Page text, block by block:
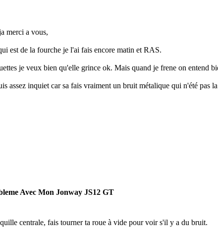
merci a vous,
est de la fourche je l'ai fais encore matin et RAS.
je veux bien qu'elle grince ok. Mais quand je frene on entend
assez inquiet car sa fais vraiment un bruit métalique qui n'été pas
Avec Mon Jonway JS12 GT
centrale, fais tourner ta roue à vide pour voir s'il y a du bruit.